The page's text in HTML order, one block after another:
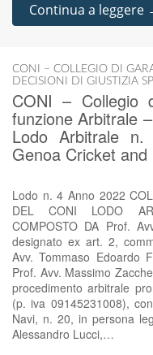
Continua a leggere
CONI – COLLEGIO DI
DECISIONI DI GIUSTIZIA
CONI – Collegio
funzione Arbitrale
Lodo Arbitrale
Genoa Cricket
Lodo n. 4 Anno 2022
DEL CONI LODO
COMPOSTO DA Prof.
designato ex art. 2,
Avv. Tommaso Edoardo
Prof. Avv. Massimo
procedimento arbitrale
(p. iva 09145231008),
Navi, n. 20, in persona
Alessandro Lucci,…